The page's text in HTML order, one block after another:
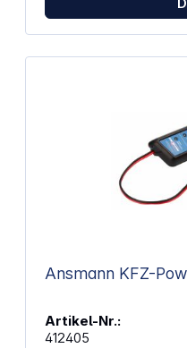
Ansmann KFZ-
Artikel-Nr.:
412405